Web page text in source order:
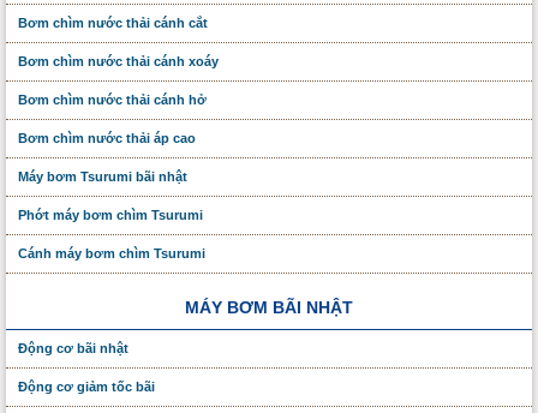
Bơm chìm nước thải cánh cắt
Bơm chìm nước thải cánh xoáy
Bơm chìm nước thải cánh hở
Bơm chìm nước thải áp cao
Máy bơm Tsurumi bãi nhật
Phớt máy bơm chìm Tsurumi
Cánh máy bơm chìm Tsurumi
MÁY BƠM BÃI NHẬT
Động cơ bãi nhật
Động cơ giảm tốc bãi